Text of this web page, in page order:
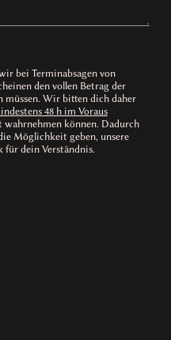
bei Terminabsagen von
den vollen Betrag der
müssen. Wir bitten dich daher
48 h im Voraus
wahrnehmen können. Dadurch
Möglichkeit geben, unsere
für dein Verständnis.